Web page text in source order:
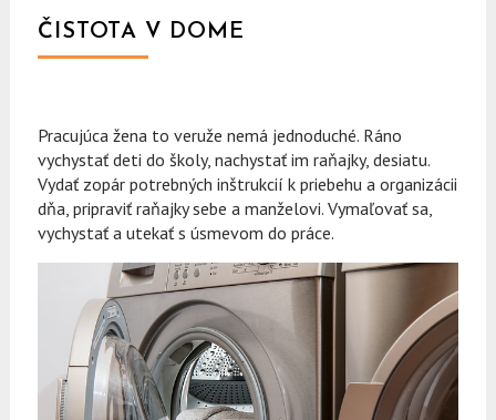
ČISTOTA V DOME
Pracujúca žena to veruže nemá jednoduché. Ráno
vychystať deti do školy, nachystať im raňajky, desiatu.
Vydať zopár potrebných inštrukcií k priebehu a organizácii
dňa, pripraviť raňajky sebe a manželovi. Vymaľovať sa,
vychystať a utekať s úsmevom do práce.